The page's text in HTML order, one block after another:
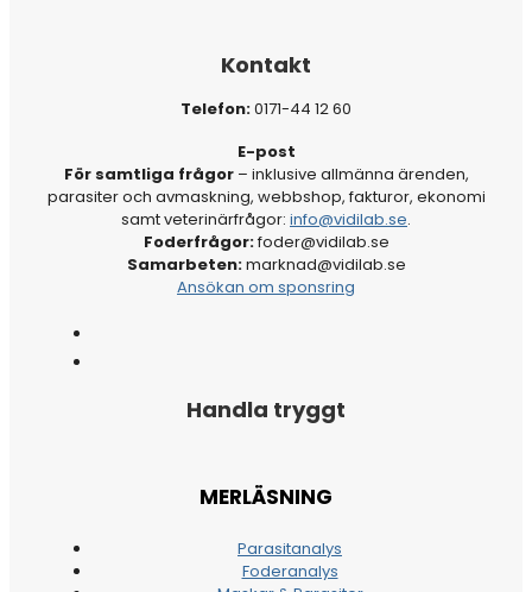
Kontakt
Telefon:0171-44 12 60
E-post
För samtliga frågor– inklusive allmänna ärenden,
parasiter och avmaskning, webbshop, fakturor, ekonomi
samt veterinärfrågor: info@vidilab.se.
Foderfrågor:foder@vidilab.se
Samarbeten:marknad@vidilab.se
Ansökan om sponsring
Handla tryggt
MERLÄSNING
Parasitanalys
Foderanalys